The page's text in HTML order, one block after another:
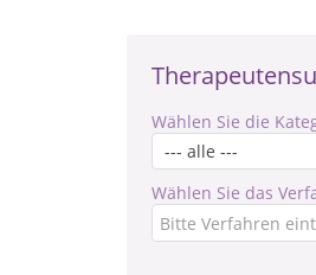
Wählen Sie die
Wählen Sie das